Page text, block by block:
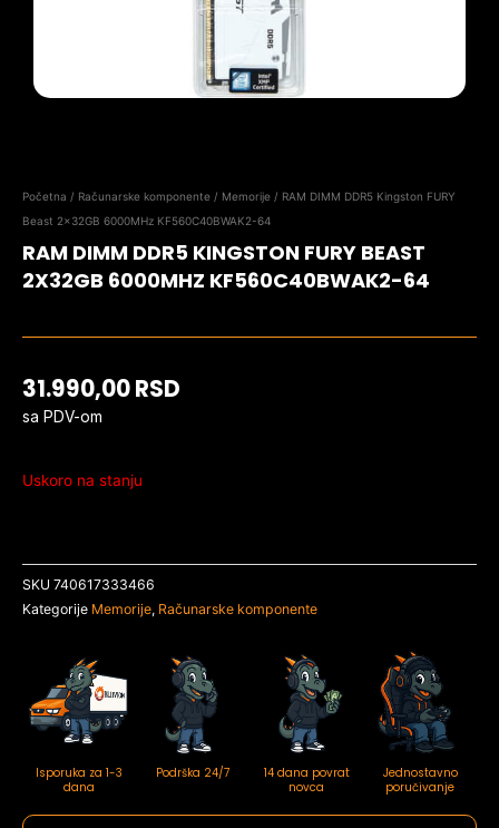
Početna / Računarske komponente / Memorije / RAM DIMM DDR5 Kingston FURY
Beast 2x32GB 6000MHz KF560C40BWAK2-64
RAM DIMM DDR5 KINGSTON FURY BEAST
2X32GB 6000MHZ KF560C40BWAK2-64
31.990,00RSD
sa PDV-om
Uskoro na stanju
SKU 740617333466
Kategorije Memorije, Računarske komponente
Isporuka za 1-3
dana
Podrška 24/7
14 dana povrat
novca
Jednostavno
poručivanje